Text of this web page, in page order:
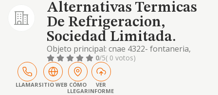
Alternativas Termicas
De Refrigeracion,
Sociedad Limitada.
Objeto principal: cnae 4322- fontaneria,
instalaciones de calefaccion y aire
acondicionado. otros objetos: comercio al
por mayor de ferreteria, fontaneria y
calefaccion
0/5( 0 votos)
LLAMARSITIO WEB CÓMO
LLEGAR
VER
INFORME